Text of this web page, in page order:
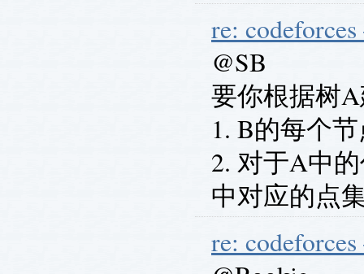
re:
@SB
要你根据树
1. B的每个
2. 对于A中
中对应的点
re: